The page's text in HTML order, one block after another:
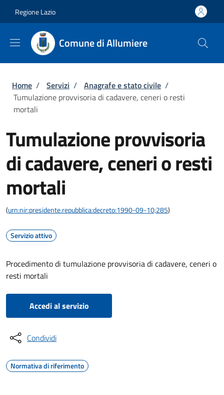
Regione Lazio
Comune di Allumiere
Briciole di pane
Home / Servizi / Anagrafe e stato civile /
Tumulazione provvisoria di cadavere, ceneri o resti
mortali
Tumulazione provvisoria
di cadavere, ceneri o resti
mortali
(urn:nir:presidente.repubblica:decreto:1990-09-10;285)
Servizio attivo
Procedimento di tumulazione provvisoria di cadavere, ceneri o
resti mortali
Accedi al servizio
Condividi
Normativa di riferimento